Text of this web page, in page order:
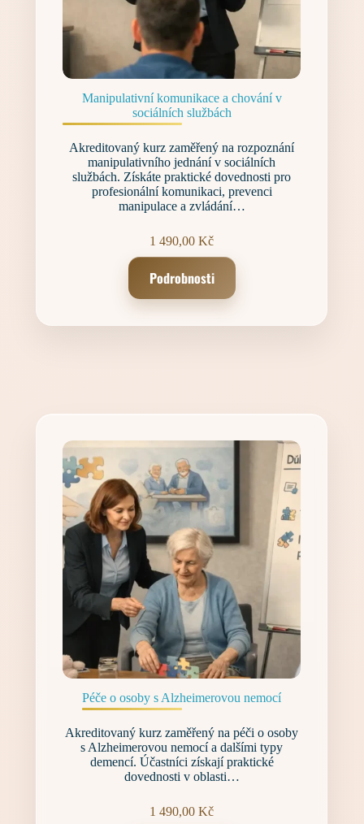
Manipulativní komunikace a chování v
sociálních službách
Akreditovaný kurz zaměřený na rozpoznání
manipulativního jednání v sociálních
službách. Získáte praktické dovednosti pro
profesionální komunikaci, prevenci
manipulace a zvládání…
1 490,00Kč
Podrobnosti
Péče o osoby s Alzheimerovou nemocí
Akreditovaný kurz zaměřený na péči o osoby
s Alzheimerovou nemocí a dalšími typy
demencí. Účastníci získají praktické
dovednosti v oblasti…
1 490,00Kč